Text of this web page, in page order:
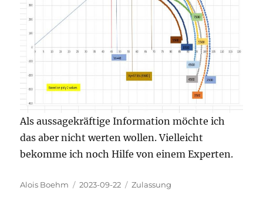
Als aussagekräftige Information möchte ich
das aber nicht werten wollen. Vielleicht
bekomme ich noch Hilfe von einem Experten.
Autor
Alois Boehm
Veröffentlicht
2023-09-22 Kategorien
Zulassung